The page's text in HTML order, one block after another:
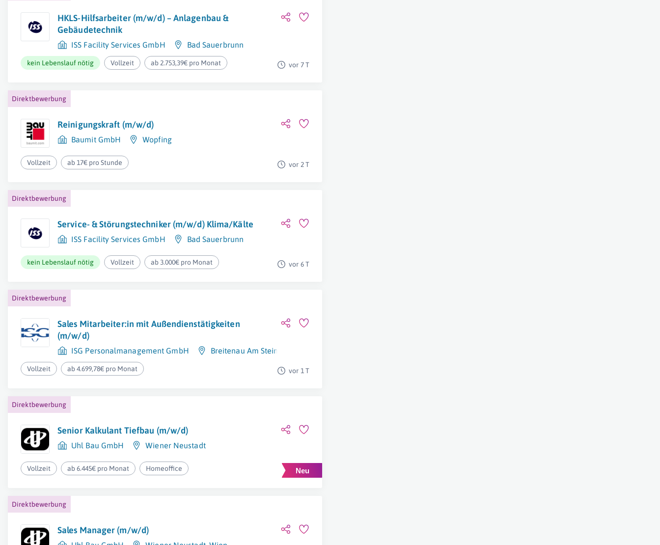
HKLS-Hilfsarbeiter (m/w/d) – Anlagenbau &
Gebäudetechnik
ISS Facility Services GmbH Bad Sauerbrunn
kein Lebenslauf nötig Vollzeit ab 2.753,39€ pro Monat vor 7 T
Direktbewerbung
Reinigungskraft (m/w/d)
Baumit GmbH Wopfing
Vollzeit ab 17€ pro Stunde vor 2 T
Direktbewerbung
Service- & Störungstechniker (m/w/d) Klima/Kälte
ISS Facility Services GmbH Bad Sauerbrunn
kein Lebenslauf nötig Vollzeit ab 3.000€ pro Monat vor 6 T
Direktbewerbung
Sales Mitarbeiter:in mit Außendienstätigkeiten
(m/w/d)
ISG Personalmanagement GmbH Breitenau Am Steinfelde
Vollzeit ab 4.699,78€ pro Monat vor 1 T
Direktbewerbung
Senior Kalkulant Tiefbau (m/w/d)
Uhl Bau GmbH Wiener Neustadt
Vollzeit ab 6.445€ pro Monat Homeoffice
Direktbewerbung
Sales Manager (m/w/d)